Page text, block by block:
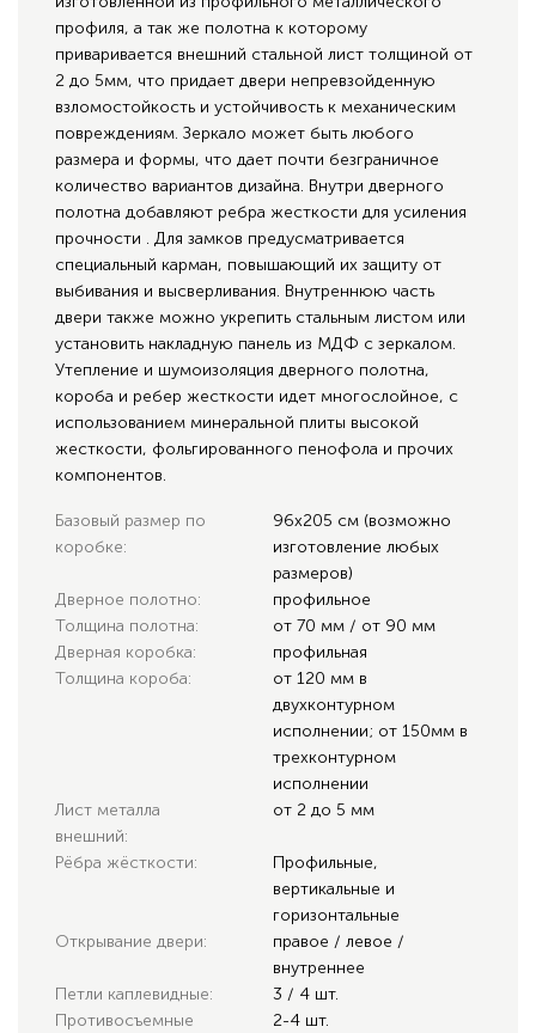
профиля, а так же полотна к которому
приваривается внешний стальной лист толщиной от
2 до 5мм, что придает двери непревзойденную
взломостойкость и устойчивость к механическим
повреждениям. Зеркало может быть любого
размера и формы, что дает почти безграничное
количество вариантов дизайна. Внутри дверного
полотна добавляют ребра жесткости для усиления
прочности . Для замков предусматривается
специальный карман, повышающий их защиту от
выбивания и высверливания. Внутреннюю часть
двери также можно укрепить стальным листом или
установить накладную панель из МДФ с зеркалом.
Утепление и шумоизоляция дверного полотна,
короба и ребер жесткости идет многослойное, с
использованием минеральной плиты высокой
жесткости, фольгированного пенофола и прочих
компонентов.
Базовый размер по
коробке:
96х205 см (возможно
изготовление любых
размеров)
Дверное полотно:
профильное
Толщина полотна:
от 70 мм / от 90 мм
Дверная коробка:
профильная
Толщина короба:
от 120 мм в
двухконтурном
исполнении; от 150мм в
трехконтурном
исполнении
Лист металла
внешний:
от 2 до 5 мм
Рёбра жёсткости:
Профильные,
вертикальные и
горизонтальные
Открывание двери:
правое / левое /
внутреннее
Петли каплевидные:
3 / 4 шт.
Противосъемные
2-4 шт.